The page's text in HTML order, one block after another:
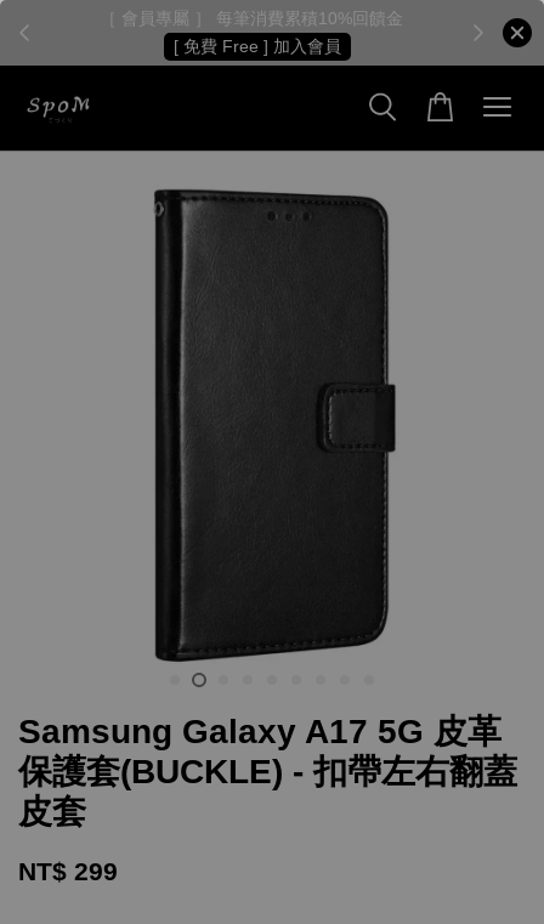
［ 會員專屬 ］ 每筆消費累積10%回饋金
[ 免費 Free ] 加入會員
Samsung Galaxy A17 5G 皮革
保護套(BUCKLE) - 扣帶左右翻蓋
皮套
NT$ 299